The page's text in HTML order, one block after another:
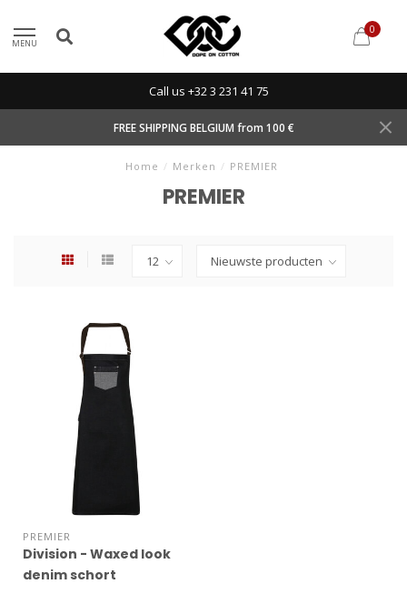
MENU
0
Call us +32 3 231 41 75
FREE SHIPPING BELGIUM from 100 €
Home / Merken / PREMIER
PREMIER
PREMIER
Division - Waxed look
denim schort